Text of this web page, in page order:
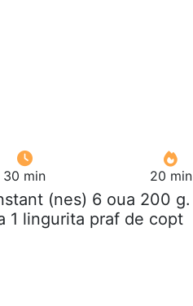
30 min 20 min
(nes) 6 oua 200 g.
1 lingurita praf de copt